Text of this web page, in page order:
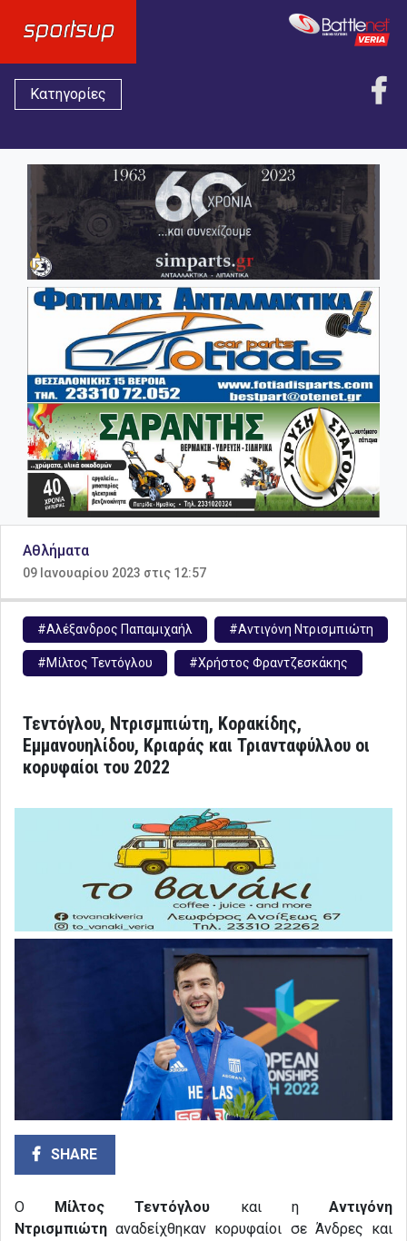
Κατηγορίες
Αθλήματα
09 Ιανουαρίου 2023 στις 12:57
#Αλέξανδρος Παπαμιχαήλ #Αντιγόνη Ντρισμπιώτη
#Μίλτος Τεντόγλου #Χρήστος Φραντζεσκάκης
Τεντόγλου, Ντρισμπιώτη, Κορακίδης,
Εμμανουηλίδου, Κριαράς και Τριανταφύλλου οι
κορυφαίοι του 2022
SHARE
Ο Μίλτος Τεντόγλου και ηΑντιγόνη
Ντρισμπιώτηαναδείχθηκαν κορυφαίοι σε Άνδρες και